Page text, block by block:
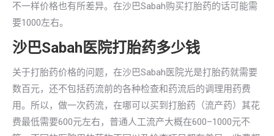
不一样价格也有所差异。在沙巴Sabah购买打胎药的话可能需
要1000左右。
沙巴Sabah医院打胎药多少钱
关于打胎药价格的问题，在沙巴Sabah医院光是打胎药就需要
数百元，还不包括药流前的各种检查和药流后的调理用药费
用。所以，做一次药流，在哪可以买到打胎药（流产药）其花
费最低需要600元左右，普通人工流产大概在600–1000元不